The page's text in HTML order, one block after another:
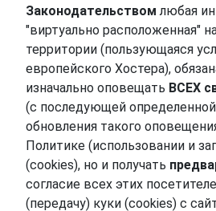
Законодательством любая
"виртуально расположенная"
территории (пользующаяся
европейского Хостера),
изначально оповещать ВСЕХ
(с последующей
обновления такого
Политике (использовании и
(cookies), но и получать
согласие всех этих
(передачу) куки (cookies) с